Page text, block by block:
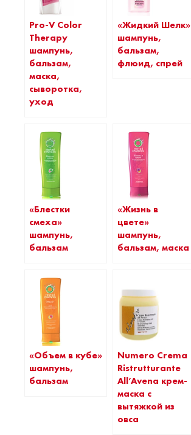
Pro-V Color
Therapy
шампунь,
бальзам,
маска,
сыворотка,
уход
«Жидкий Шелк»
шампунь,
бальзам,
флюид, спрей
«Блестки
смеха»
шампунь,
бальзам
«Жизнь в
цвете»
шампунь,
бальзам, маска
«Объем в кубе»
шампунь,
бальзам
Numero Crema
Ristrutturante
All’Avena крем-
маска с
вытяжкой из
овса